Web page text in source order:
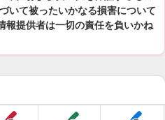
いて被ったいかなる損害について
報提供者は一切の責任を負いかね